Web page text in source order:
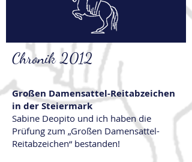
Chronik 2012
Großen Damensattel-Reitabzeichen
in der Steiermark
Sabine Deopito und ich haben die
Prüfung zum „Großen Damensattel-
Reitabzeichen“ bestanden!